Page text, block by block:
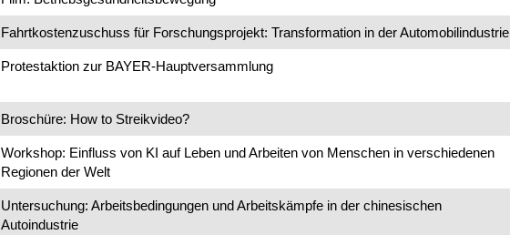
Fahrtkostenzuschuss für Forschungsprojekt: Transformation in der Automobilindustrie
Protestaktion zur BAYER-Hauptversammlung
Broschüre: How to Streikvideo?
Workshop: Einfluss von KI auf Leben und Arbeiten von Menschen in verschiedenen
Regionen der Welt
Untersuchung: Arbeitsbedingungen und Arbeitskämpfe in der chinesischen
Autoindustrie